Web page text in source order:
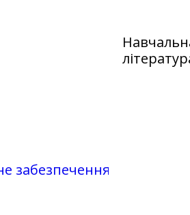
забезпечення